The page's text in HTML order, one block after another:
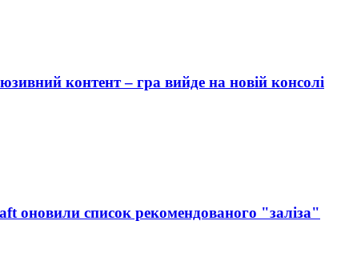
контент – гра вийде на новій консолі
оновили список рекомендованого "заліза"